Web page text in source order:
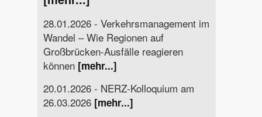
28.01.2026 - Verkehrsmanagement im
Wandel – Wie Regionen auf
Großbrücken-Ausfälle reagieren
können [mehr...]
20.01.2026 - NERZ-Kolloquium am
26.03.2026 [mehr...]